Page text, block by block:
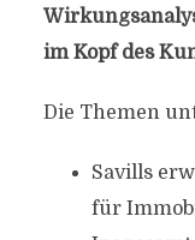
im Kopf des
Die Themen
Savills
für